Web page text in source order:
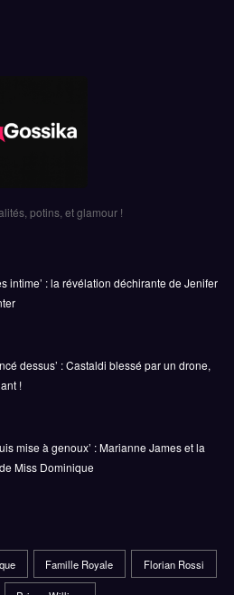
!
Miss Dominique
Famille Royale Florian Rossi
Prince William